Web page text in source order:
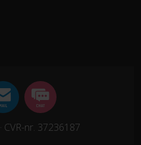
CVR-nr. 37236187